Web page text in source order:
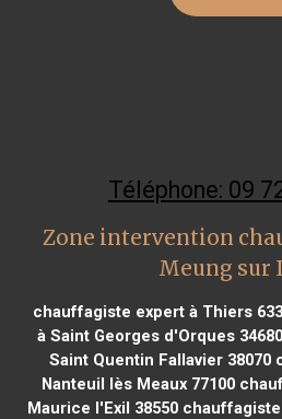
Téléphone: 09
Zone intervention
Meung sur
chauffagiste expert à Thiers
à Saint Georges d'Orques 34680
Saint Quentin Fallavier 38070
Nanteuil lès Meaux 77100
Maurice l'Exil 38550 chauffagiste